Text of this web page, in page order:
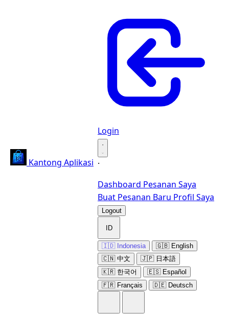
Kantong Aplikasi
Login
·
·
Dashboard Pesanan Saya
Buat Pesanan Baru Profil Saya
Logout
ID
🇮🇩 Indonesia
🇬🇧 English
🇨🇳 中文
🇯🇵 日本語
🇰🇷 한국어
🇪🇸 Español
🇫🇷 Français
🇩🇪 Deutsch